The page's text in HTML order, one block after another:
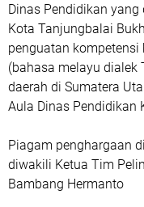
Dinas Pendidikan
Kota Tanjungbalai
penguatan
(bahasa melayu dialek
daerah di Sumatera
Aula Dinas Pendidikan
Piagam penghargaan
diwakili Ketua Tim
Bambang Hermanto